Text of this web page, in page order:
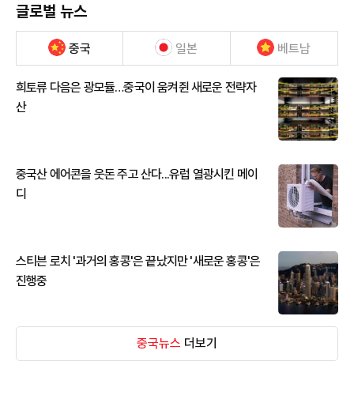
글로벌 뉴스
중국 일본 베트남
희토류 다음은 광모듈…중국이 움켜쥔 새로운 전략자
산
중국산 에어콘을 웃돈 주고 산다...유럽 열광시킨 메이
디
스티븐 로치 '과거의 홍콩'은 끝났지만 '새로운 홍콩'은
진행중
중국뉴스 더보기